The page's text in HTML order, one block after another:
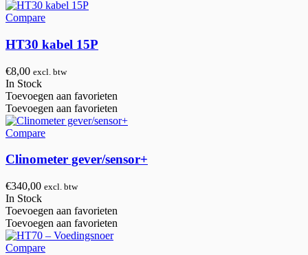
Compare
HT30 kabel 15P
€8,00 excl. btw
In Stock
Toevoegen aan favorieten
Toevoegen aan favorieten
Compare
Clinometer gever/sensor+
€340,00 excl. btw
In Stock
Toevoegen aan favorieten
Toevoegen aan favorieten
Compare